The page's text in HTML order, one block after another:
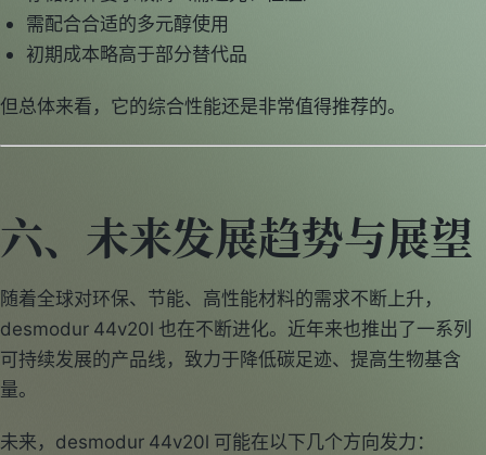
需配合合适的多元醇使用
初期成本略高于部分替代品
但总体来看，它的综合性能还是非常值得推荐的。
六、未来发展趋势与展望
随着全球对环保、节能、高性能材料的需求不断上升，
desmodur 44v20l 也在不断进化。近年来也推出了一系列
可持续发展的产品线，致力于降低碳足迹、提高生物基含
量。
未来，desmodur 44v20l 可能在以下几个方向发力：